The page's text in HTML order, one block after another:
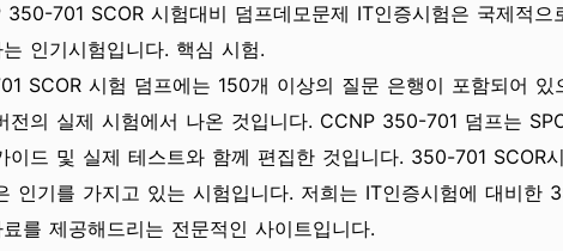
350-701 SCOR 시험대비 덤프데모문제 IT인증시험은 국제적으
는 인기시험입니다. 핵심 시험.
SCOR 시험 덤프에는 150개 이상의 질문 은행이 포함되어 있
전의 실제 시험에서 나온 것입니다. CCNP 350-701 덤프는
이드 및 실제 테스트와 함께 편집한 것입니다. 350-701 SCOR
인기를 가지고 있는 시험입니다. 저희는 IT인증시험에 대비한
료를 제공해드리는 전문적인 사이트입니다.